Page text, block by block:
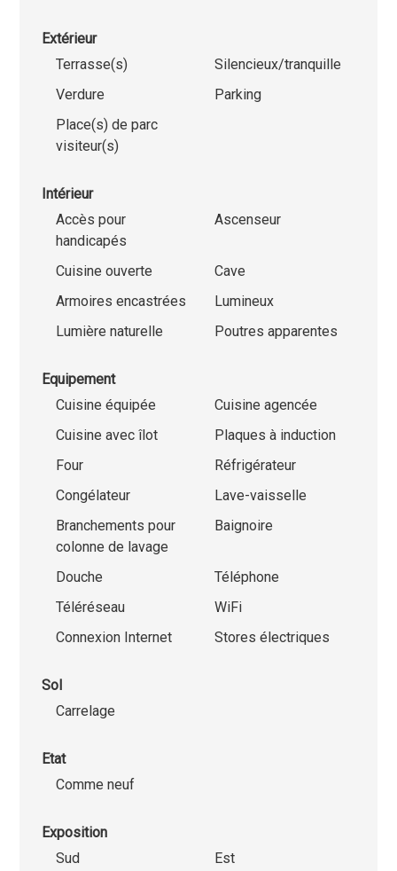
Extérieur
Terrasse(s)
Silencieux/tranquille
Verdure
Parking
Place(s) de parc
visiteur(s)
Intérieur
Accès pour
handicapés
Ascenseur
Cuisine ouverte
Cave
Armoires encastrées
Lumineux
Lumière naturelle
Poutres apparentes
Equipement
Cuisine équipée
Cuisine agencée
Cuisine avec îlot
Plaques à induction
Four
Réfrigérateur
Congélateur
Lave-vaisselle
Branchements pour
colonne de lavage
Baignoire
Douche
Téléphone
Téléréseau
WiFi
Connexion Internet
Stores électriques
Sol
Carrelage
Etat
Comme neuf
Exposition
Sud
Est